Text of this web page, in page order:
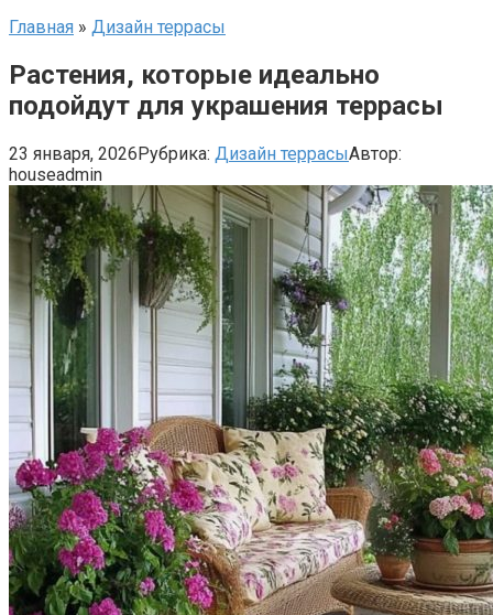
Главная » Дизайн террасы
Растения, которые идеально
подойдут для украшения террасы
23 января, 2026Рубрика: Дизайн террасыАвтор:
houseadmin